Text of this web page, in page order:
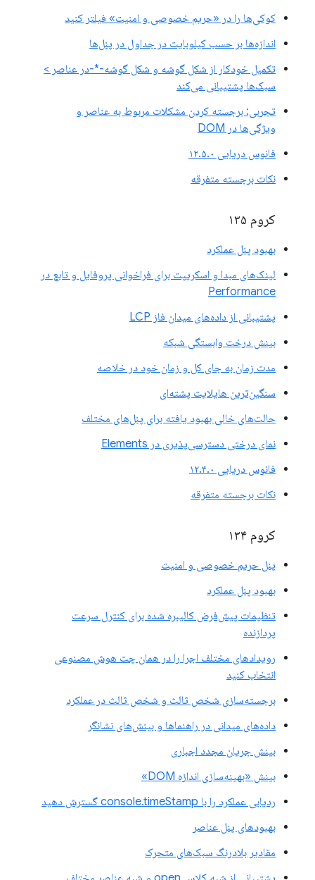
کوکی‌ها را در «حریم خصوصی و امنیت» فیلتر کنید
اندازه‌ها بر حسب کیلوبایت در جداول در پنل‌ها
تکمیل خودکار از شکل گوشه و شکل گوشه-*-در عناصر >
سبک‌ها پشتیبانی می‌کند
تجربی: برجسته کردن مشکلات مربوط به عناصر و
ویژگی‌ها در DOM
فانوس دریایی ۱۲.۵.۰
نکات برجسته متفرقه
کروم ۱۳۵
بهبود پنل عملکرد
لینک‌های مبدا و اسکریپت برای فراخوانی پروفایل و تابع در
Performance
پشتیبانی از داده‌های میدان فاز LCP
بینش درخت وابستگی شبکه
مدت زمان به جای کل و زمان خود در خلاصه
سنگین‌ترین هایلایت پشته‌ای
حالت‌های خالی بهبود یافته برای پنل‌های مختلف
نمای درختی دسترسی‌پذیری در Elements
فانوس دریایی ۱۲.۴.۰
نکات برجسته متفرقه
کروم ۱۳۴
پنل حریم خصوصی و امنیت
بهبود پنل عملکرد
تنظیمات پیش‌فرض کالیبره شده برای کنترل سرعت
پردازنده
رویدادهای مختلف اجرا را در همان چت هوش مصنوعی
انتخاب کنید
برجسته‌سازی شخص ثالث و شخص ثالث در عملکرد
داده‌های میدانی در راهنماها و بینش‌های نشانگر
بینش جریان مجدد اجباری
بینش «بهینه‌سازی اندازه DOM»
ردیابی عملکرد را با console.timeStamp گسترش دهید
بهبودهای پنل عناصر
مقادیر بلادرنگ سبک‌های متحرک